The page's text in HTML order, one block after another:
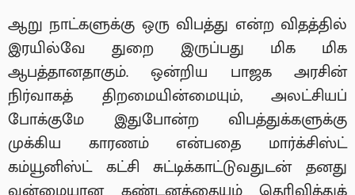
ஆறு நாட்களுக்கு ஒரு விபத்து என்ற விதத்தில்
இரயில்வே துறை இருப்பது மிக மிக
ஆபத்தானதாகும். ஒன்றிய பாஜக அரசின்
நிர்வாகத் திறமையின்மையும், அலட்சியப்
போக்குமே இதுபோன்ற விபத்துக்களுக்கு
முக்கிய காரணம் என்பதை மார்க்சிஸ்ட்
கம்யூனிஸ்ட் கட்சி சுட்டிக்காட்டுவதுடன் தனது